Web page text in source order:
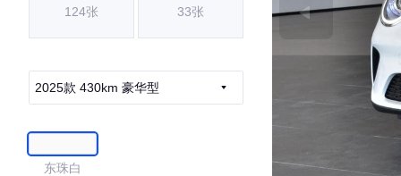
124张 33张
2025款 430km 豪华型
东珠白